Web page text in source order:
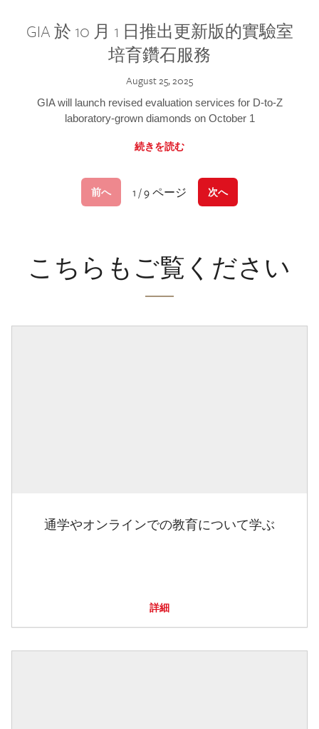
GIA 於 10 月 1 日推出更新版的實驗室
培育鑽石服務
August 25, 2025
GIA will launch revised evaluation services for D-to-Z
laboratory-grown diamonds on October 1
続きを読む
前へ 1 / 9 ページ 次へ
こちらもご覧ください
通学やオンラインでの教育について学ぶ
詳細